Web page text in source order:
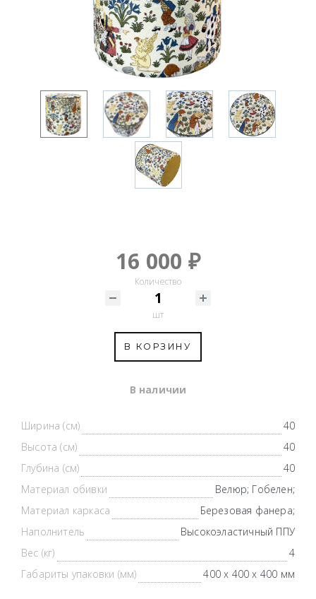
16 000 ₽
Количество
шт
В КОРЗИНУ
В наличии
Ширина (см)
40
Высота (см)
40
Глубина (см)
40
Материал обивки
Велюр; Гобелен;
Материал каркаса
Березовая фанера;
Наполнитель
Высокоэластичный ППУ
Вес (кг)
4
Габариты упаковки (мм)
400 х 400 х 400 мм